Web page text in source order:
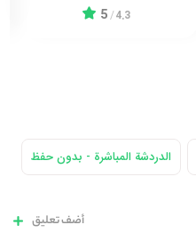
4.3
/
5
الدردشة المباشرة - بدون حفظ
أضف تعليق